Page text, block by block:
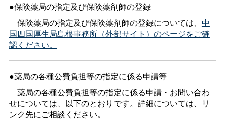
●保険薬局の指定及び保険薬剤師の登録
保険薬局の指定及び保険薬剤師の登録については、 中
国四国厚生局島根事務所（外部サイト）のページをご確
認ください。
●薬局の各種公費負担等の指定に係る申請等
薬局の各種公費負担等の指定に係る申請・お問い合わ
せについては、以下のとおりです。詳細については、リ
ンク先にご相談ください。